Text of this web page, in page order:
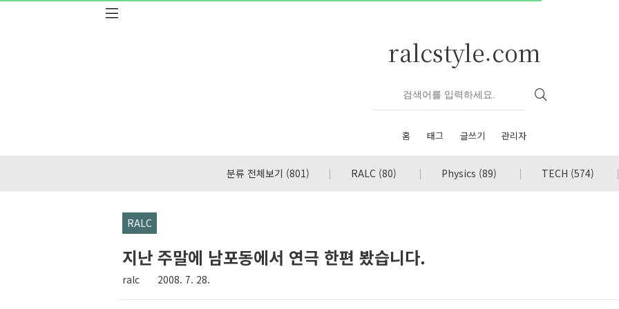
본문 바로가기
ralcstyle.com
홈 태그 글쓰기 관리자
분류 전체보기 (801) RALC (80) Physics (89) TECH (574)
RALC
지난 주말에 남포동에서 연극 한편 봤습니다.
ralc 2008. 7. 28.